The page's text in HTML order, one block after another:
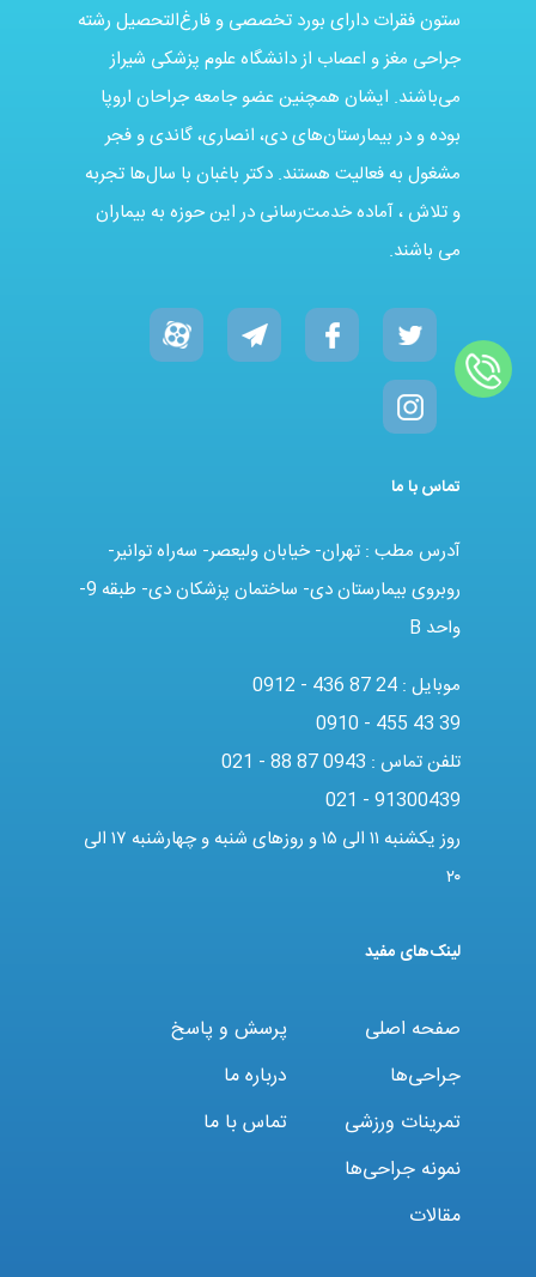
ستون فقرات دارای بورد تخصصی و فارغ‌التحصیل رشته
جراحی مغز و اعصاب از دانشگاه علوم پزشکی شیراز
می‌باشند. ایشان همچنین عضو جامعه جراحان اروپا
بوده و در بیمارستان‌های دی، انصاری، گاندی و فجر
مشغول به فعالیت هستند. دکتر باغبان با سال‌ها تجربه
و تلاش ، آماده خدمت‌رسانی در این حوزه به بیماران
می باشند.
تماس با ما
آدرس مطب : تهران- خیابان ولیعصر- سه‌راه توانیر-
روبروی بیمارستان دی- ساختمان پزشکان دی- طبقه 9-
واحد B
موبایل : 0912 - 436 87 24
0910 - 455 43 39
تلفن تماس : 021 - 88 87 0943
021 - 91300439
روز یکشنبه ۱۱ الی ۱۵ و روزهای شنبه و چهارشنبه ۱۷ الی
۲۰
لینک‌های مفید
صفحه اصلی
جراحی‌ها
تمرینات ورزشی
نمونه جراحی‌ها
مقالات
پرسش و پاسخ
درباره ما
تماس با ما